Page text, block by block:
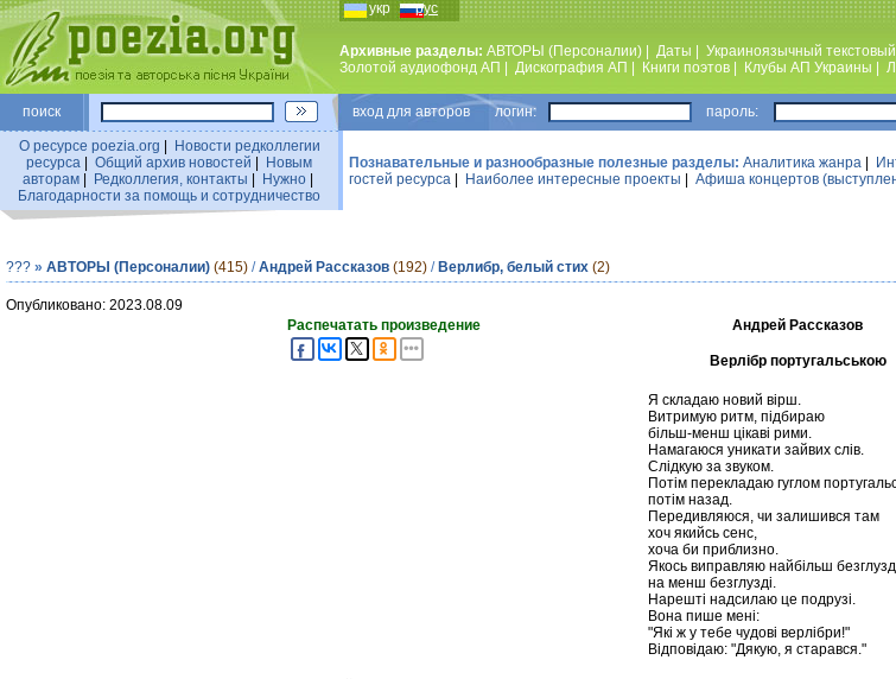
укр рус
Архивные разделы: АВТОРЫ (Персоналии) Даты Украиноязычный
Золотой аудиофонд АП
Дискография АП Книги поэтов Клубы АП Украины
поиск вход для авторов логин: пароль:
О ресурсе poezia.org
Новости редколлегии
ресурса
Общий архив новостей
Новым
авторам| Редколлегия, контакты Нужно|
Благодарности за помощь и сотрудничество
Познавательные и разнообразные полезные разделы: Аналитика жанра
гостей ресурса
Наиболее интересные проекты Афиша концертов
??? » АВТОРЫ (Персоналии) (415) /Андрей Рассказов (192) / Верлибр, белый стих (2)
Опубликовано: 2023.08.09
Распечатать произведение
Андрей Рассказов
Верлібр португальською
Я складаю новий вірш.
Витримую ритм, підбираю
більш-менш цікаві рими.
Намагаюся уникати зайвих слів.
Слідкую за звуком.
Потім перекладаю гуглом
потім назад.
Передивляюся, чи залишився там
хоч якийсь сенс,
хоча би приблизно.
Якось виправляю найбільш
на менш безглузді.
Нарешті надсилаю це подрузі.
Вона пише мені:
"Які ж у тебе чудові верлібри!"
Відповідаю: "Дякую, я старався."